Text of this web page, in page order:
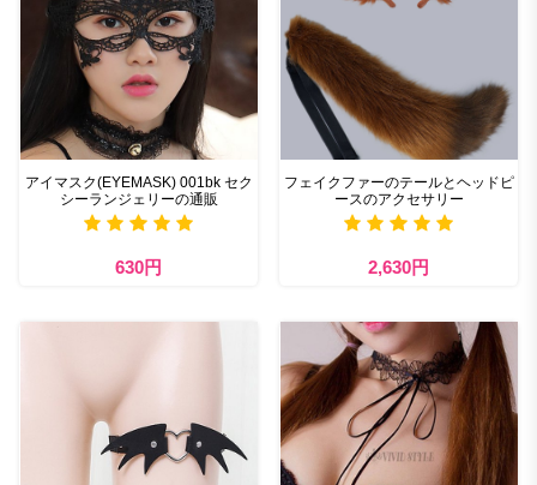
アイマスク(EYEMASK) 001bk セク
シーランジェリーの通販
630円
フェイクファーのテールとヘッドピ
ースのアクセサリー
2,630円